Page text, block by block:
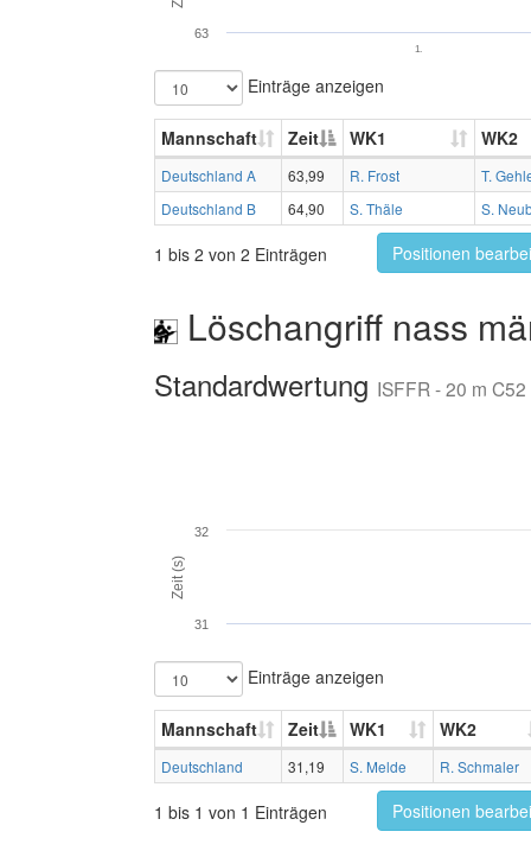
1.
63
Einträge anzeigen
Mannschaft Zeit WK1 WK2
Deutschland A 63,99 R. Frost
T.
Deutschland B
64,90 S. Thäle S.
1 bis 2 von 2 Einträgen Positionen
Löschangriff nass
Standardwertung ISFFR - 20 m C52
Zeit (s)
31
32
Einträge anzeigen
Mannschaft Zeit WK1 WK2
Deutschland 31,19 S. Melde R. Schmaler
1 bis 1 von 1 Einträgen Positionen